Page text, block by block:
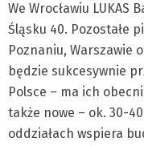
We Wrocławiu LUKAS
Śląsku 40. Pozostałe
Poznaniu, Warszawie
będzie sukcesywnie
Polsce – ma ich
także nowe – ok. 30-
oddziałach wspiera